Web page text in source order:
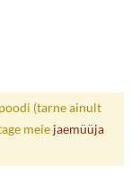
(tarne ainult
meie jaemüüja